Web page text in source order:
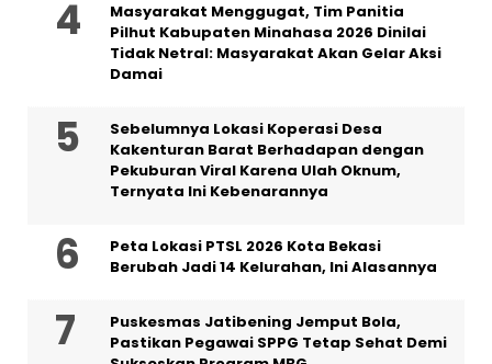
Masyarakat Menggugat, Tim Panitia
Pilhut Kabupaten Minahasa 2026 Dinilai
Tidak Netral: Masyarakat Akan Gelar Aksi
Damai
Sebelumnya Lokasi Koperasi Desa
Kakenturan Barat Berhadapan dengan
Pekuburan Viral Karena Ulah Oknum,
Ternyata Ini Kebenarannya
Peta Lokasi PTSL 2026 Kota Bekasi
Berubah Jadi 14 Kelurahan, Ini Alasannya
Puskesmas Jatibening Jemput Bola,
Pastikan Pegawai SPPG Tetap Sehat Demi